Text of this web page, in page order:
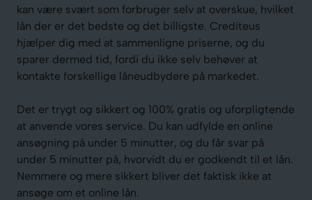
kan være svært som forbruger selv at overskue, hvilket
lån der er det bedste og det billigste. Crediteus
hjælper dig med at sammenligne priserne, og du
sparer dermed tid, fordi du ikke selv behøver at
kontakte forskellige låneudbydere på markedet.
Det er trygt og sikkert og 100% gratis og uforpligtende
at anvende vores service. Du kan udfylde en online
ansøgning på under 5 minutter, og du får svar på
under 5 minutter på, hvorvidt du er godkendt til et lån.
Nemmere og mere sikkert bliver det faktisk ikke at
ansøge om et online lån.